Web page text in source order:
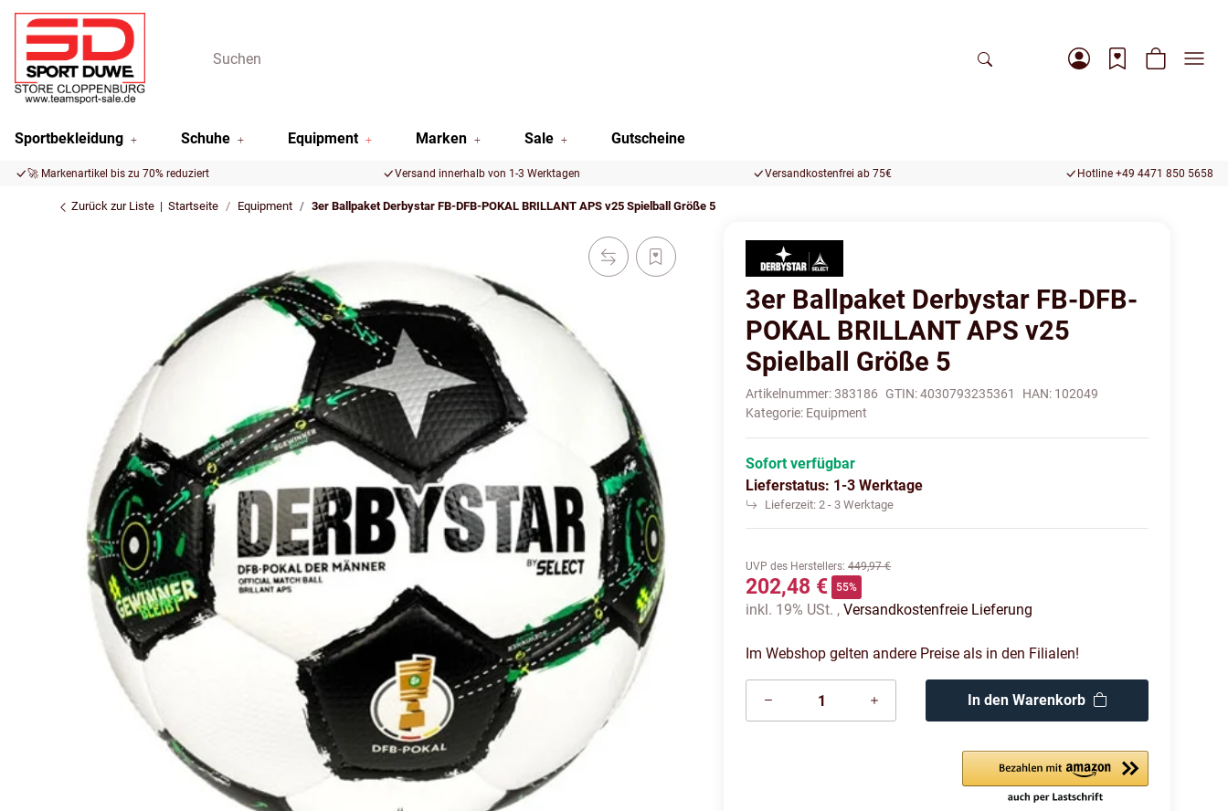
Sportbekleidung Schuhe Equipment Marken Sale Gutscheine
🚀 Markenartikel bis zu 70% reduziert Versand innerhalb von 1-3 Werktagen Versandkostenfrei ab 75€ Hotline +49 4471 850 5658
Zurück zur Liste Startseite Equipment 3er Ballpaket Derbystar FB-DFB-POKAL BRILLANT APS v25 Spielball Größe 5
3er Ballpaket Derbystar FB-DFB-
POKAL BRILLANT APS v25
Spielball Größe 5
Artikelnummer:383186 GTIN:4030793235361 HAN: 102049
Kategorie: Equipment
Sofort verfügbar
Lieferstatus: 1-3 Werktage
Lieferzeit:2 - 3 Werktage
UVP des Herstellers:449,97 €
202,48 € 55%
inkl. 19% USt. ,Versandkostenfreie Lieferung
Im Webshop gelten andere Preise als in den Filialen!
In den Warenkorb